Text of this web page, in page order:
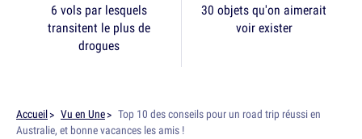
6 vols par lesquels
transitent le plus de
drogues
30 objets qu'on aimerait
voir exister
Accueil Vu en Une
Top 10 des conseils pour un road trip réussi en
Australie, et bonne vacances les amis !